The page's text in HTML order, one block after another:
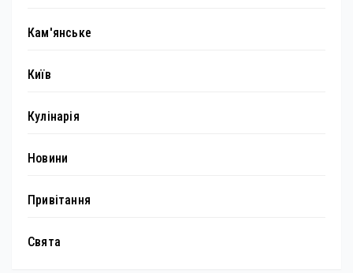
Кам'янське
Київ
Кулінарія
Новини
Привітання
Свята